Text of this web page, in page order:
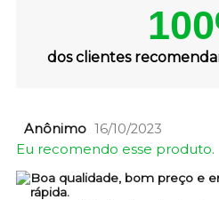
dos clientes
Anônimo 16/10/2023
Eu recomendo esse produto.
Boa qualidade, bom preço e
rápida.